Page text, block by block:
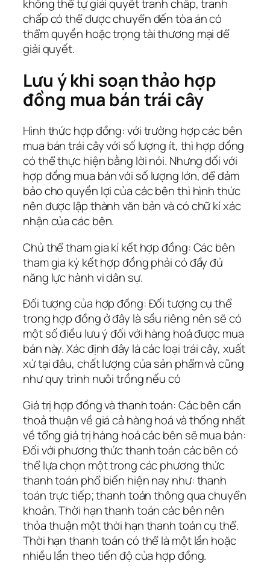
không thể tự giải quyết tranh chấp, tranh
chấp có thể được chuyển đến tòa án có
thẩm quyền hoặc trọng tài thương mại để
giải quyết.
Lưu ý khi soạn thảo hợp
đồng mua bán trái cây
Hình thức hợp đồng: với trường hợp các bên
mua bán trái cây với số lượng ít, thì hợp đồng
có thể thực hiện bằng lời nói. Nhưng đối với
hợp đồng mua bán với số lượng lớn, để đảm
bảo cho quyền lợi của các bên thì hình thức
nên được lập thành văn bản và có chữ kí xác
nhận của các bên.
Chủ thể tham gia kí kết hợp đồng: Các bên
tham gia ký kết hợp đồng phải có đầy đủ
năng lực hành vi dân sự.
Đối tượng của hợp đồng: Đối tượng cụ thể
trong hợp đồng ở đây là sầu riêng nên sẽ có
một số điều lưu ý đối với hàng hoá được mua
bán này. Xác định đây là các loại trái cây, xuất
xứ tại đâu, chất lượng của sản phẩm và cũng
như quy trình nuôi trồng nếu có
Giá trị hợp đồng và thanh toán: Các bên cần
thoả thuận về giá cả hàng hoá và thống nhất
về tổng giá trị hàng hoá các bên sẽ mua bán:
Đối với phương thức thanh toán các bên có
thể lựa chọn một trong các phương thức
thanh toán phổ biến hiện nay như: thanh
toán trực tiếp; thanh toán thông qua chuyển
khoản. Thời hạn thanh toán các bên nên
thỏa thuận một thời hạn thanh toán cụ thể.
Thời hạn thanh toán có thể là một lần hoặc
nhiều lần theo tiến độ của hợp đồng.